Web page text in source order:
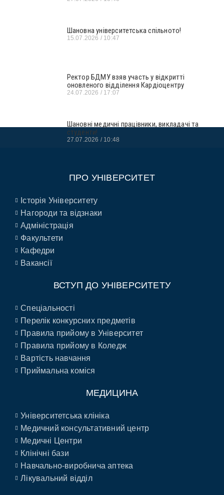
Шановна університетська спільното!
15.07.2026 10:47
Ректор БДМУ взяв участь у відкритті
оновленого відділення Кардіоцентру
24.07.2026 17:07
Шановні медичні працівники, викладачі та
студенти!
27.07.2026 10:48
ПРО УНІВЕРСИТЕТ
Історія Університету
Нагороди та відзнаки
Адміністрація
Факультети
Кафедри
Вакансії
ВСТУП ДО УНІВЕРСИТЕТУ
Спеціальності
Перелік конкурсних предметів
Правила прийому в Університет
Правила прийому в Коледж
Вартість навчання
Приймальна коміся
МЕДИЦИНА
Університетська клініка
Медичний консультативний центр
Медичні Центри
Клінічні бази
Навчально-виробнича аптека
Лікувальний відділ